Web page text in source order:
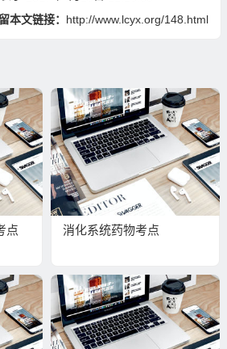
本文链接： http://www.lcyx.org/148.html
点 消化系统药物考点